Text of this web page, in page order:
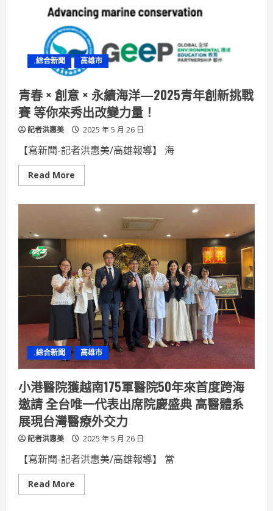
大
學
研
究：
近
住
戶
堪
憂
.綜合新聞 高雄市
青春 × 創意 × 永續海洋—2025青年創新挑戰
賽 等你來秀出改變力量！
記者洪惠美 2025 年 5 月 26 日
【寫新聞-記者洪惠美/高雄報導】 海
Read More
more
×
海
洋
—
2025
青
年
創
新
挑
戰
賽
等
你
來
秀
出
改
變
力
量！
.綜合新聞 高雄市
小港醫院獲越南175軍醫院50年來首度跨海
邀請 全台唯一代表出席院慶盛典 高醫體系
展現台灣醫療外交力
記者洪惠美 2025 年 5 月 26 日
【寫新聞-記者洪惠美/高雄報導】 當
Read More
more